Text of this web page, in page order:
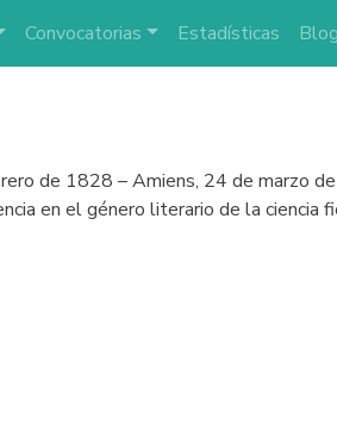
Convocatorias Estadísticas Blog
de 1828 – Amiens, 24 de marzo de
en el género literario de la ciencia